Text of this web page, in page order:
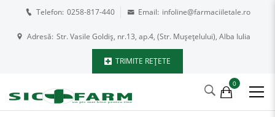
Telefon: 0258-817-440 Email: infoline@farmaciiletale.ro
Adresă: Str. Vasile Goldiș, nr.13, ap.4, (Str. Mușețelului), Alba Iulia
TRIMITE REȚETE
0